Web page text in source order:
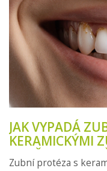
JAK VYPADÁ
KERAMICKÝMI
POTŘEBUJETE
Zubní protéza s